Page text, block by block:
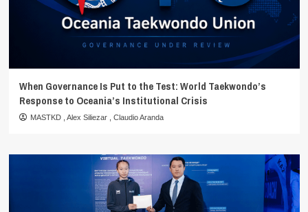
When Governance Is Put to the Test: World Taekwondo’s
Response to Oceania’s Institutional Crisis
MASTKD Alex Siliezar Claudio Aranda